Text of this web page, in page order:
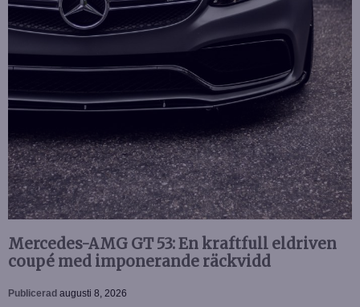
Mercedes-AMG GT 53: En kraftfull eldriven
coupé med imponerande räckvidd
Publicerad augusti 8, 2026